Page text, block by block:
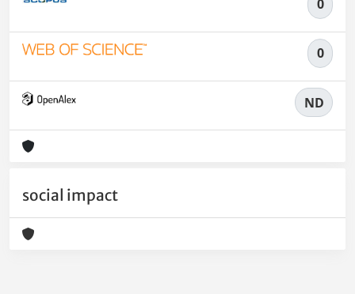
0
0
ND
social impact